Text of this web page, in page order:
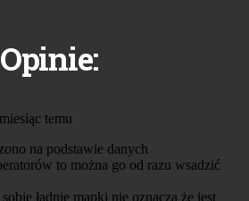
Opinie: